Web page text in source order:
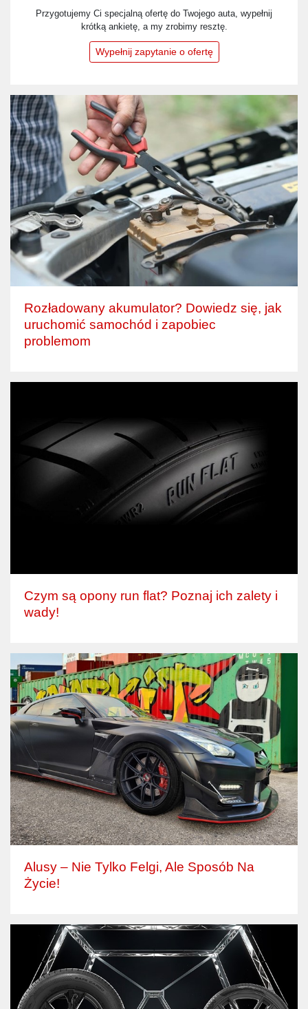
Przygotujemy Ci specjalną ofertę do Twojego auta, wypełnij
krótką ankietę, a my zrobimy resztę.
Wypełnij zapytanie o ofertę
Rozładowany akumulator? Dowiedz się, jak
uruchomić samochód i zapobiec
problemom
Czym są opony run flat? Poznaj ich zalety i
wady!
Alusy – Nie Tylko Felgi, Ale Sposób Na
Życie!